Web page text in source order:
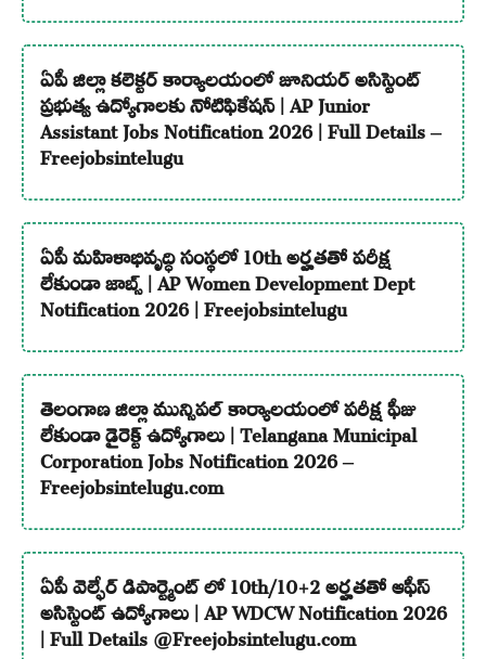
ఏపీ జిల్లా కలెక్టర్ కార్యాలయంలో జూనియర్ అసిస్టెంట్
ప్రభుత్వ ఉద్యోగాలకు నోటిఫికేషన్ | AP Junior
Assistant Jobs Notification 2026 | Full Details –
Freejobsintelugu
ఏపీ మహిళాభివృద్ధి సంస్థలో 10th అర్హతతో పరీక్ష
లేకుండా జాబ్స్ | AP Women Development Dept
Notification 2026 | Freejobsintelugu
తెలంగాణ జిల్లా మున్సిపల్ కార్యాలయంలో పరీక్ష ఫీజు
లేకుండా డైరెక్ట్ ఉద్యోగాలు | Telangana Municipal
Corporation Jobs Notification 2026 –
Freejobsintelugu.com
ఏపీ వెల్ఫేర్ డిపార్ట్మెంట్ లో 10th/10+2 అర్హతతో ఆఫీస్
అసిస్టెంట్ ఉద్యోగాలు | AP WDCW Notification 2026
| Full Details @Freejobsintelugu.com